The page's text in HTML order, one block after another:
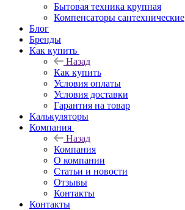
Бытовая техника крупная
Компенсаторы сантехнические
Блог
Бренды
Как купить
Назад
Как купить
Условия оплаты
Условия доставки
Гарантия на товар
Калькуляторы
Компания
Назад
Компания
О компании
Статьи и новости
Отзывы
Контакты
Контакты